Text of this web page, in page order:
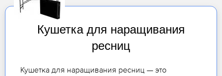
Кушетка для наращивания
ресниц
Кушетка для наращивания ресниц — это